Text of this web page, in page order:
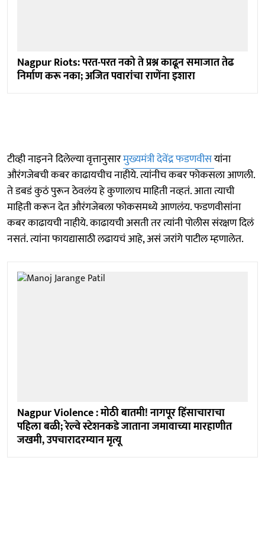
Nagpur Riots: परत-परत नको ते प्रश्न काढून समाजात तेढ
निर्माण करू नका; अजित पवारांचा राणेंना इशारा
टीव्ही नाइनने दिलेल्या वृत्तानुसारमुख्यमंत्री देवेंद्र फडणवीसयांना
औरंगजेबची कबर काढायचीच नाहीये. त्यांनीच कबर फोकसला आणली.
ते डबडं कुठं पुरून ठेवलंय हे कुणालाच माहिती नव्हतं. आता त्याची
माहिती करून देत औरंगजेबला फोकसमध्ये आणलंय. फडणवीसांना
कबर काढायची नाहीये. काढायची असती तर त्यांनी पोलीस संरक्षण दिलं
नसतं. त्यांना फायद्यासाठी लढायचं आहे, असं जरांगे पाटील म्हणालेत.
Nagpur Violence : मोठी बातमी! नागपूर हिंसाचाराचा
पहिला बळी; रेल्वे स्टेशनकडे जाताना जमावाच्या मारहाणीत
जखमी, उपचारादरम्यान मृत्यू